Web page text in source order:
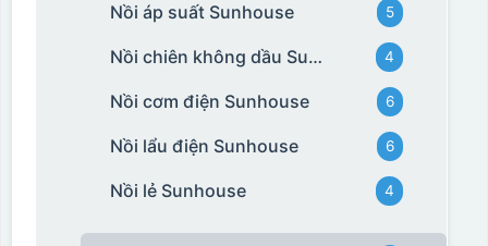
Nồi áp suất Sunhouse 5
Nồi chiên không dầu Sunhouse 4
Nồi cơm điện Sunhouse 6
Nồi lẩu điện Sunhouse 6
Nồi lẻ Sunhouse 4